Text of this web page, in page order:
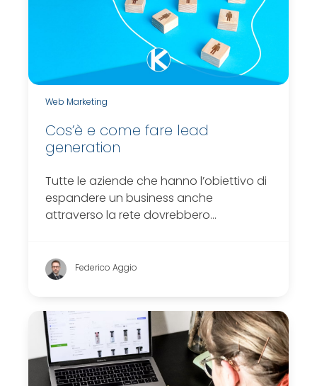
Web Marketing
Cos’è e come fare lead
generation
Tutte le aziende che hanno l’obiettivo di
espandere un business anche
attraverso la rete dovrebbero…
Federico Aggio